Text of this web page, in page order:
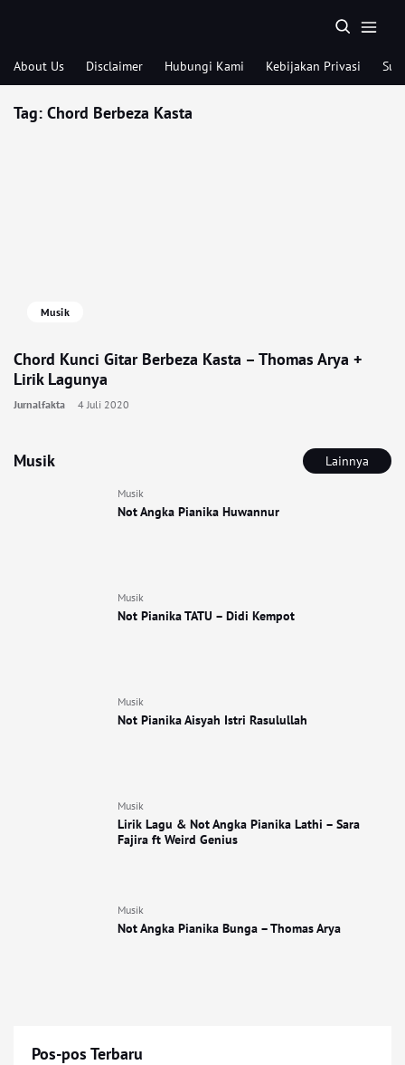
About Us Disclaimer Hubungi Kami Kebijakan Privasi
Musik Lainnya
Musik
Not Angka Pianika Huwannur
Musik
Not Pianika TATU – Didi Kempot
Musik
Not Pianika Aisyah Istri Rasulullah
Musik
Lirik Lagu & Not Angka Pianika Lathi – Sara
Fajira ft Weird Genius
Musik
Not Angka Pianika Bunga – Thomas Arya
Tag: Chord Berbeza Kasta
Musik
Chord Kunci Gitar Berbeza Kasta – Thomas Arya +
Lirik Lagunya
Jurnalfakta 4 Juli 2020
Pos-pos Terbaru